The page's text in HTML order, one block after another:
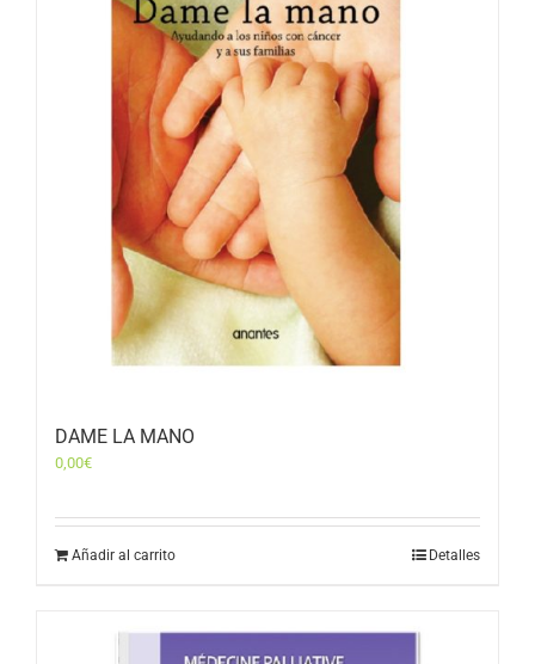
DAME LA MANO
0,00€
Añadir al carrito Detalles